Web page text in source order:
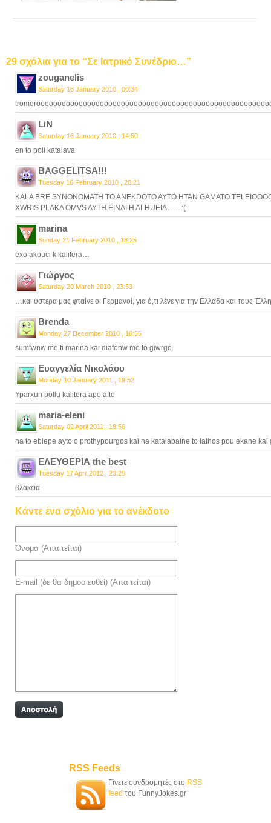
29 σχόλια για το “Σε Ιατρικό Συνέδριο…”
zouganelis
Saturday 16 January 2010 , 00:34
LiN
Saturday 16 January 2010 , 14:50
en to poli katalava
BAGGELITSA!!!
Tuesday 16 February 2010 , 20:21
KALA BRE SYNONOMATH TO ANEKDOTO AYTO HTAN GAMATO
XWRIS PLAKA OMVS AYTH EINAI H ALHUEIA……:(
marina
Sunday 21 February 2010 , 18:25
exo akouci k kalitera…
Γιώργος
Saturday 20 March 2010 , 23:53
…και ύστερα μας φταίνε οι Γερμανοί, για ό,τι λένε για την Ελλάδα και τους
Brenda
Monday 27 December 2010 , 16:55
sumfwnw me ti marina kai diafonw me to giwrgo.
Ευαγγελία Νικολάου
Monday 10 January 2011 , 19:52
Yparxun pollu kalitera apo afto
maria-eleni
Saturday 02 April 2011 , 18:56
na to eblepe ayto o prothypourgos kai na katalabaine to lathos pou ekane kai
ΕΛΕΥΘΕΡΙΑ the best
Tuesday 17 April 2012 , 23:25
βλακεια
Κάντε ένα σχόλιο για το ανέκδοτο
Όνομα (Απαιτείται)
E-mail (δε θα δημοσιευθεί) (Απαιτείται)
RSS Feeds
Γίνετε συνδρομητές στο RSS
feed του FunnyJokes.gr